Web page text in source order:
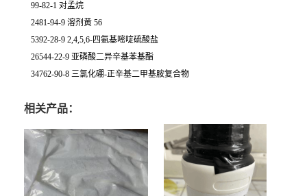
99-82-1 对孟烷
2481-94-9 溶剂黄 56
5392-28-9 2,4,5,6-四氨基嘧啶硫酸盐
26544-22-9 亚磷酸二异辛基苯基酯
34762-90-8 三氯化硼-正辛基二甲基胺复合物
相关产品：